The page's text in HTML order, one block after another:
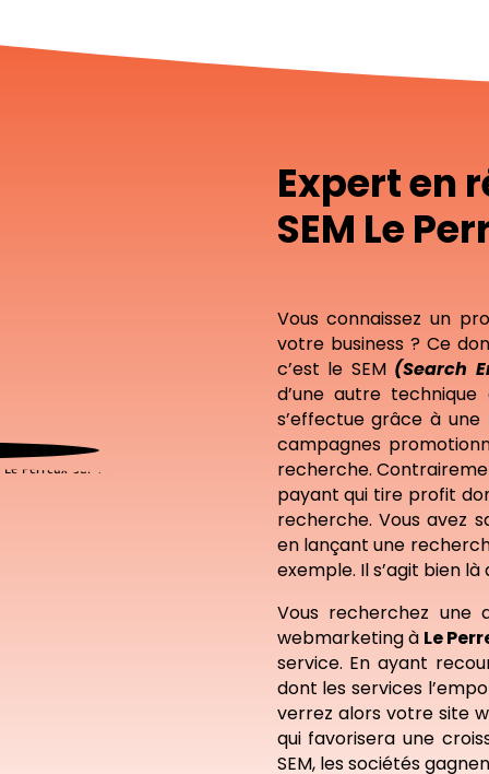
Expert en
SEM Le
Vous connaissez un
votre business ? Ce
c’est le SEM (Search
d’une autre
s’effectue grâce à
campagnes
recherche.
payant qui tire profit
recherche. Vous avez
en lançant une
exemple. Il s’agit bien là
Vous recherchez une
webmarketing à Le
service. En ayant
dont les services
verrez alors votre site
qui favorisera une
SEM, les sociétés